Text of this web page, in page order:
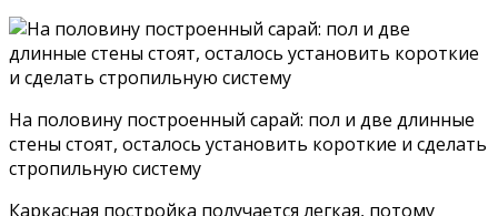
На половину построенный сарай: пол и две длинные
стены стоят, осталось установить короткие и сделать
стропильную систему
Каркасная постройка получается легкая, потому